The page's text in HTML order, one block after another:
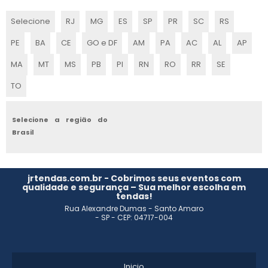
STAND PARA EVENTOS
STAND PARA EVENTO CORPORATIVO
MONTADORA DE STANDS
CONSTRUÇÃO DE ESTANDE
Selecione RJ MG ES SP PR SC
RS
PE
BA CE GO e DF AM PA AC AL
AP
MA
MT MS PB PI RN RO RR
SE
TO
Selecione a região do
Brasil
jrtendas.com.br - Cobrimos seus eventos com
qualidade e segurança – Sua melhor escolha em
tendas!
Rua Alexandre Dumas - Santo Amaro
- SP - CEP: 04717-004